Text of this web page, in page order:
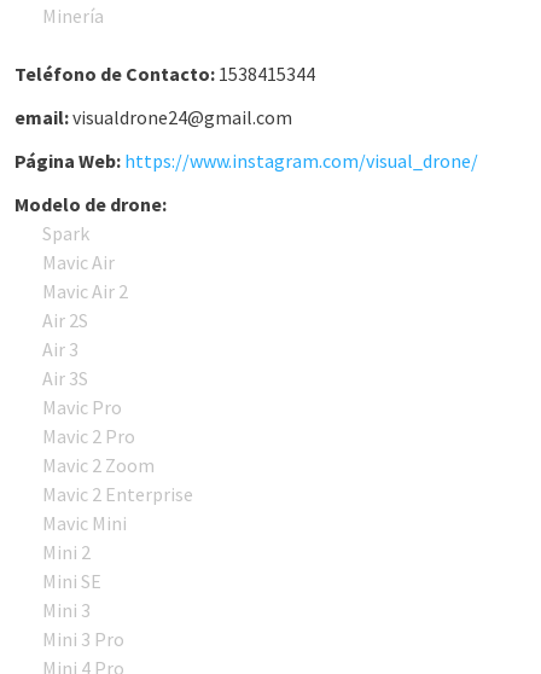
Minería
Teléfono de Contacto: 1538415344
email:visualdrone24@gmail.com
Página Web: https://www.instagram.com/visual_drone/
Modelo de drone:
Spark
Mavic Air
Mavic Air 2
Air 2S
Air 3
Air 3S
Mavic Pro
Mavic 2 Pro
Mavic 2 Zoom
Mavic 2 Enterprise
Mavic Mini
Mini 2
Mini SE
Mini 3
Mini 3 Pro
Mini 4 Pro